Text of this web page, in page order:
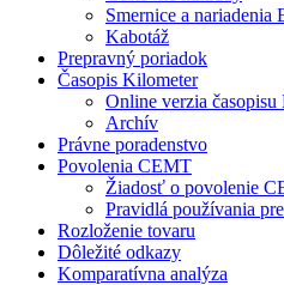
Smernice a nariadenia
Kabotáž
Prepravný poriadok
Časopis Kilometer
Online verzia
Archív
Právne poradenstvo
Povolenia CEMT
Žiadosť o povolenie
Pravidlá používania
Rozloženie tovaru
Dôležité odkazy
Komparatívna analýza